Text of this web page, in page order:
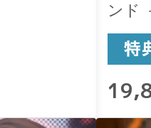
ンド